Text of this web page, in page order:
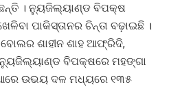
। ନ୍ୟୁଜିଲ୍ୟାଣ୍ଡ ବିପକ୍ଷ
ପାକିସ୍ତାନର ଚିନ୍ତା ବଢ଼ାଇଛି ।
ଶାହୀନ ଶାହ ଆଫ୍ରିଦି,
ବିପକ୍ଷରେ ମହଙ୍ଗା
ଉଭୟ ଦଳ ମଧ୍ୟରେ ୧୩୫